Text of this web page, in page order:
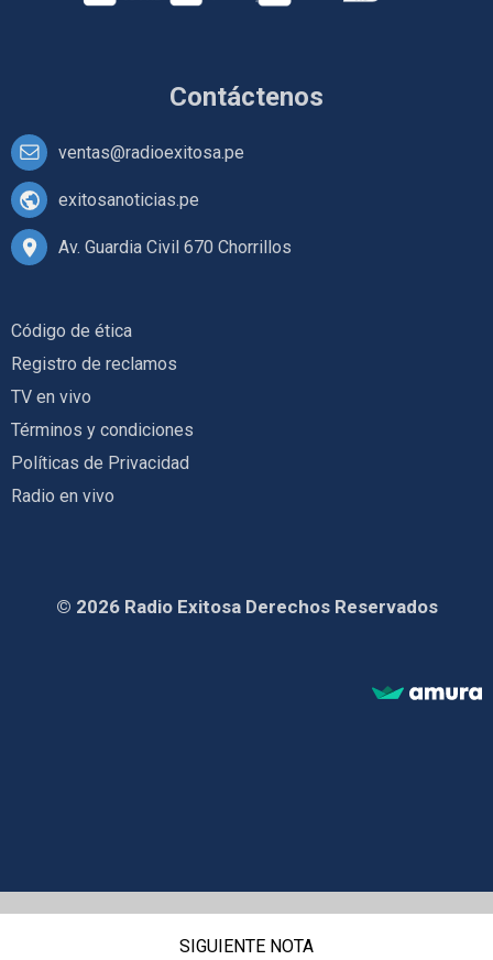
Contáctenos
ventas@radioexitosa.pe
exitosanoticias.pe
Av. Guardia Civil 670 Chorrillos
Código de ética
Registro de reclamos
TV en vivo
Términos y condiciones
Políticas de Privacidad
Radio en vivo
© 2026 Radio Exitosa Derechos Reservados
SIGUIENTE NOTA